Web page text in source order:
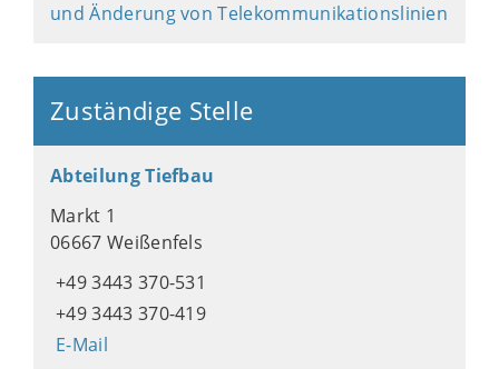
und Änderung von Telekommunikationslinien
Zuständige Stelle
Abteilung Tiefbau
Markt 1
06667 Weißenfels
+49 3443 370-531
+49 3443 370-419
E-Mail